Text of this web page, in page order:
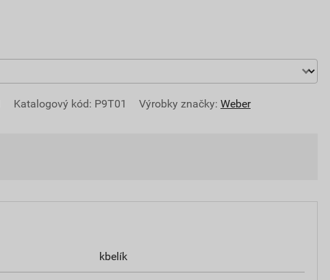
Katalogový kód: P9T01 Výrobky značky: Weber
kbelík